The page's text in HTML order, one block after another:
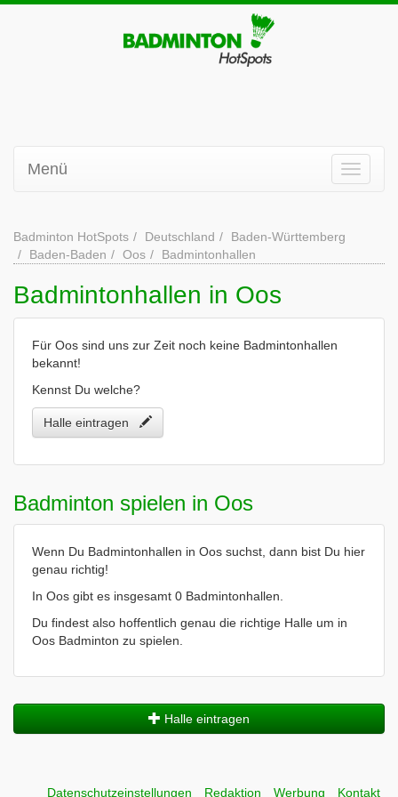
Menü
Badminton HotSpots Deutschland
Baden-Württemberg
Baden-Baden
Oos Badmintonhallen
Badmintonhallen in Oos
Für Oos sind uns zur Zeit noch keine Badmintonhallen
bekannt!
Kennst Du welche?
Halle eintragen
Badminton spielen in Oos
Wenn Du Badmintonhallen in Oos suchst, dann bist Du hier
genau richtig!
In Oos gibt es insgesamt 0 Badmintonhallen.
Du findest also hoffentlich genau die richtige Halle um in
Oos Badminton zu spielen.
Halle eintragen
Datenschutzeinstellungen Redaktion Werbung Kontakt